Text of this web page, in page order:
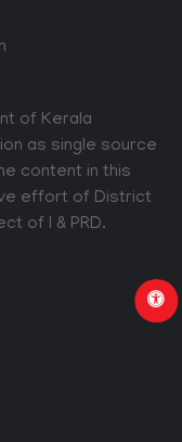
of Kerala
as single source
content in this
effort of District
of I & PRD.